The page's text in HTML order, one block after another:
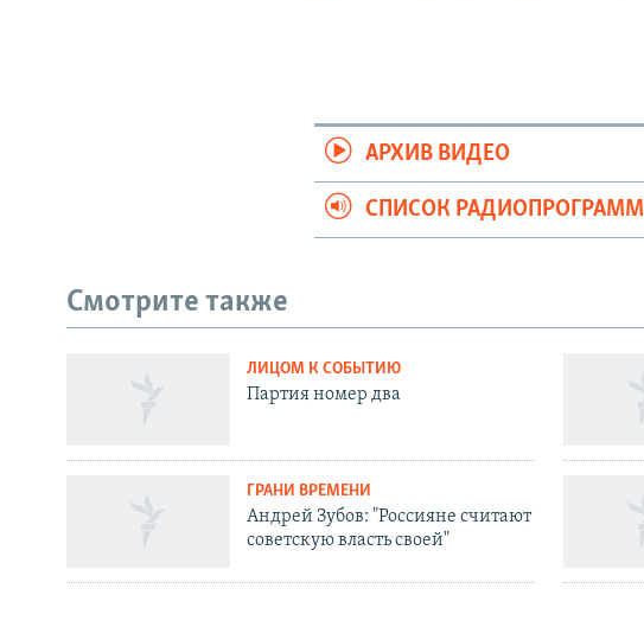
АРХИВ ВИДЕО
СПИСОК РАДИОПРОГРАММ
Смотрите также
ЛИЦОМ К СОБЫТИЮ
Партия номер два
ГРАНИ ВРЕМЕНИ
Андрей Зубов: "Россияне считают
советскую власть своей"